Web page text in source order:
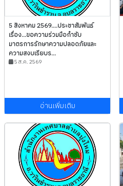
5 สิงหาคม 2569....ประชาสัมพันธ์
เรื่อง...ขอความร่วมมือกำชับ
มาตรการรักษาความปลอดภัยและ
ความสงบเรียบร...
5 ส.ค. 2569
อ่านเพิ่มเติม